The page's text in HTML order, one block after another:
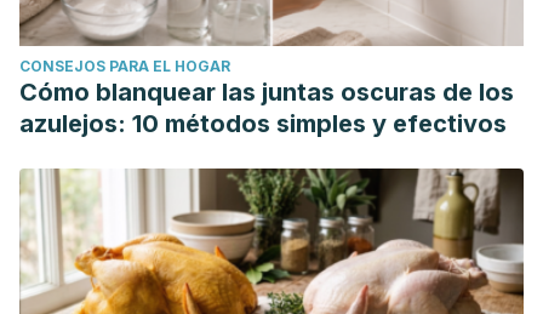
CONSEJOS PARA EL HOGAR
Cómo blanquear las juntas oscuras de los
azulejos: 10 métodos simples y efectivos